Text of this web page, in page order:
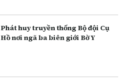
Phát huy truyền thống Bộ đội Cụ
Hồ nơi ngã ba biên giới Bờ Y